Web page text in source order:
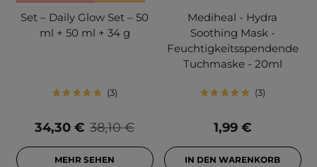
Set – Daily Glow Set – 50
ml + 50 ml + 34 g
3
38,10 €
34,30 €
MEHR SEHEN
Mediheal - Hydra
Soothing Mask -
Feuchtigkeitsspendende
Tuchmaske - 20ml
3
1,99 €
IN DEN WARENKORB